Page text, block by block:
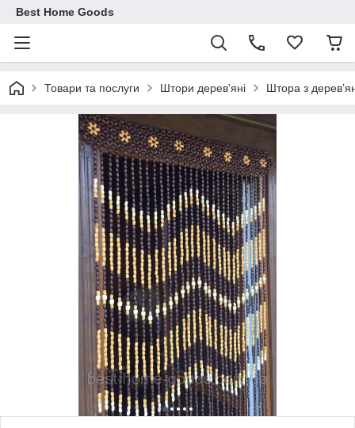
Best Home Goods
Товари та послуги Штори дерев'яні Штора з